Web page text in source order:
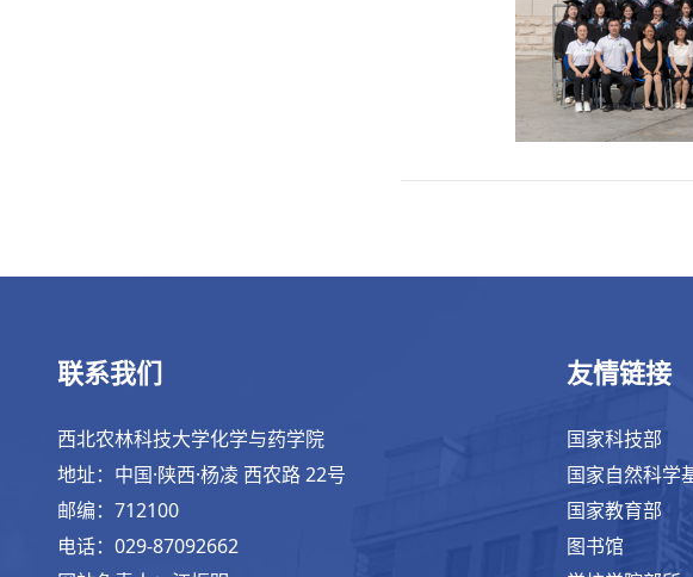
联系我们
西北农林科技大学化学与药学院
地址：中国·陕西·杨凌 西农路 22号
邮编：712100
电话：029-87092662
友情链接
国家科技部
国家自然科学
国家教育部
图书馆